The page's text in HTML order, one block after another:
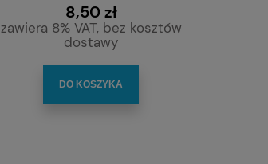
8,50 zł
zawiera 8% VAT, bez kosztów
dostawy
DO KOSZYKA